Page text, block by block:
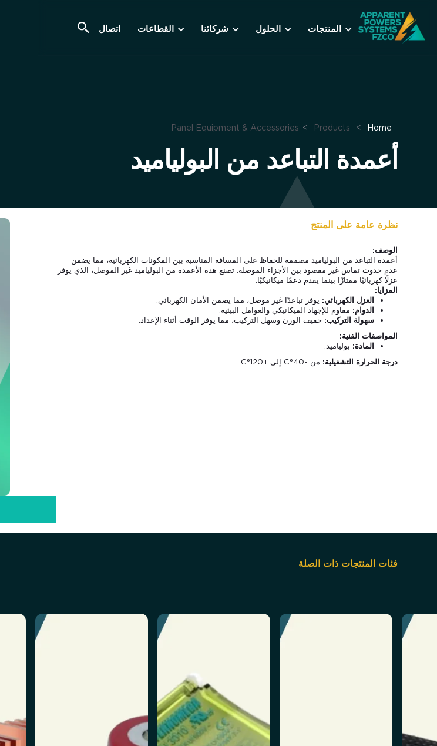
المنتجات الحلول شركائنا القطاعات اتصال
Home
>
Products
>
Panel Equipment & Accessories
أعمدة التباعد من البولياميد
نظرة عامة على المنتج
الوصف:
أعمدة التباعد من البولياميد مصممة للحفاظ على المسافة المناسبة بين المكونات الكهربائية، مما يضمن
عدم حدوث تماس غير مقصود بين الأجزاء الموصلة. تصنع هذه الأعمدة من البولياميد غير الموصل، الذي يوفر
عزلًا كهربائيًا ممتازًا بينما يقدم دعمًا ميكانيكيًا.
المزايا:
العزل الكهربائي: يوفر تباعدًا غير موصل، مما يضمن الأمان الكهربائي.
الدوام: مقاوم للإجهاد الميكانيكي والعوامل البيئية.
سهولة التركيب: خفيف الوزن وسهل التركيب، مما يوفر الوقت أثناء الإعداد.
المواصفات الفنية:
المادة: بولياميد.
درجة الحرارة التشغيلية: من -40°C إلى +120°C.
فئات المنتجات ذات الصلة